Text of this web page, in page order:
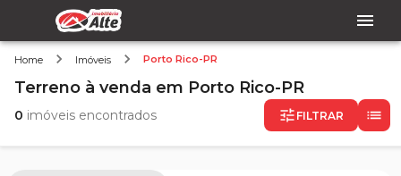
Home Imóveis Porto Rico-PR
Terreno à venda em Porto Rico-PR
0 imóveis encontrados FILTRAR